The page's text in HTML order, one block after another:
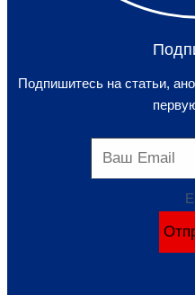
Подпишитесь на статьи,